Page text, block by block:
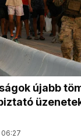
újabb
06:27